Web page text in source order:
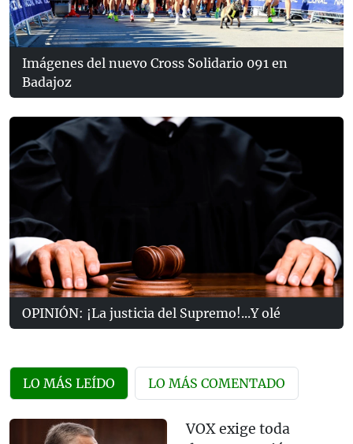
Imágenes del nuevo Cross Solidario 091 en
Badajoz
OPINIÓN: ¡La justicia del Supremo!...Y olé
LO MÁS LEÍDO LO MÁS COMENTADO
VOX exige toda